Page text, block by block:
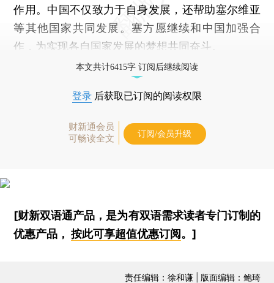
作用。中国不仅致力于自身发展，还帮助塞尔维亚
等其他国家共同发展。塞方愿继续和中国加强合
作，为实现各自国家发展的梦想共同奋斗。
本文共计6415字 订阅后继续阅读
登录 后获取已订阅的阅读权限
财新通会员
可畅读全文
订阅/会员升级
[财新双语通产品，是为有双语需求读者专门订制的
优惠产品，按此可享超值优惠订阅。]
责任编辑：徐和谦 | 版面编辑：鲍琦